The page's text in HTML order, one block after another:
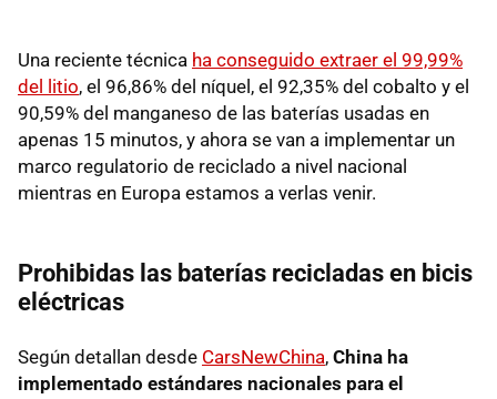
Una reciente técnica ha conseguido extraer el 99,99%
del litio, el 96,86% del níquel, el 92,35% del cobalto y el
90,59% del manganeso de las baterías usadas en
apenas 15 minutos, y ahora se van a implementar un
marco regulatorio de reciclado a nivel nacional
mientras en Europa estamos a verlas venir.
Prohibidas las baterías recicladas en bicis
eléctricas
Según detallan desde CarsNewChina, China ha
implementado estándares nacionales para el